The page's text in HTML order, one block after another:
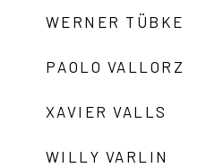
WERNER TÜBKE
PAOLO VALLORZ
XAVIER VALLS
WILLY VARLIN